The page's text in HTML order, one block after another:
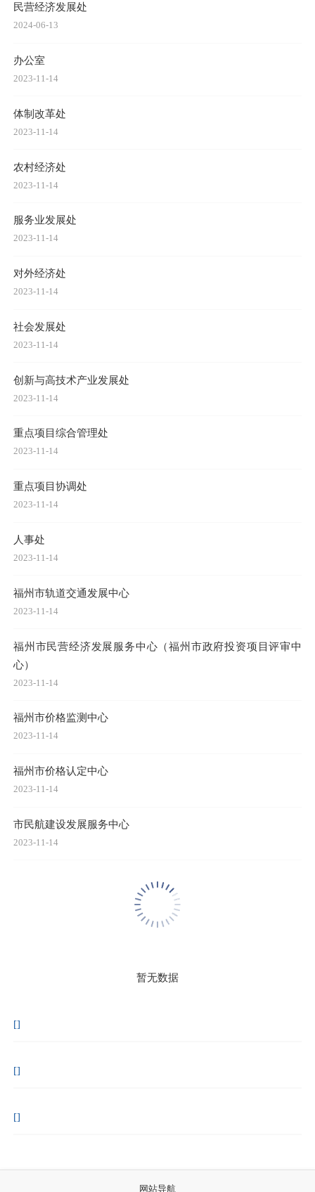
民营经济发展处
2024-06-13
办公室
2023-11-14
体制改革处
2023-11-14
农村经济处
2023-11-14
服务业发展处
2023-11-14
对外经济处
2023-11-14
社会发展处
2023-11-14
创新与高技术产业发展处
2023-11-14
重点项目综合管理处
2023-11-14
重点项目协调处
2023-11-14
人事处
2023-11-14
福州市轨道交通发展中心
2023-11-14
福州市民营经济发展服务中心（福州市政府投资项目评审中
心）
2023-11-14
福州市价格监测中心
2023-11-14
福州市价格认定中心
2023-11-14
市民航建设发展服务中心
2023-11-14
暂无数据
[]
[]
[]
网站导航